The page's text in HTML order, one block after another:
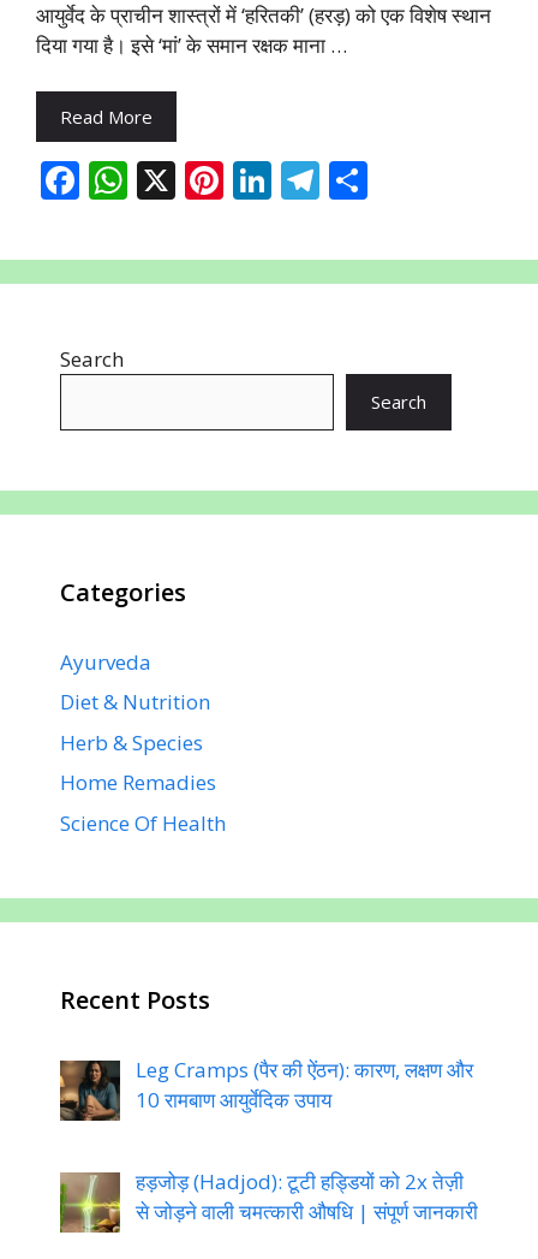
आयुर्वेद के प्राचीन शास्त्रों में ‘हरितकी’ (हरड़) को एक विशेष स्थान
दिया गया है। इसे ‘मां’ के समान रक्षक माना …
Read More
F
e
b
o
W
at
s
p
X Pi
er
e
Li
k
e
n
T
e
gr
m
ar
e
Search
Search
Categories
Ayurveda
Diet & Nutrition
Herb & Species
Home Remadies
Science Of Health
Recent Posts
Leg Cramps (पैर की ऐंठन): कारण, लक्षण और
10 रामबाण आयुर्वेदिक उपाय
हड़जोड़ (Hadjod): टूटी हड्डियों को 2x तेज़ी
से जोड़ने वाली चमत्कारी औषधि | संपूर्ण जानकारी